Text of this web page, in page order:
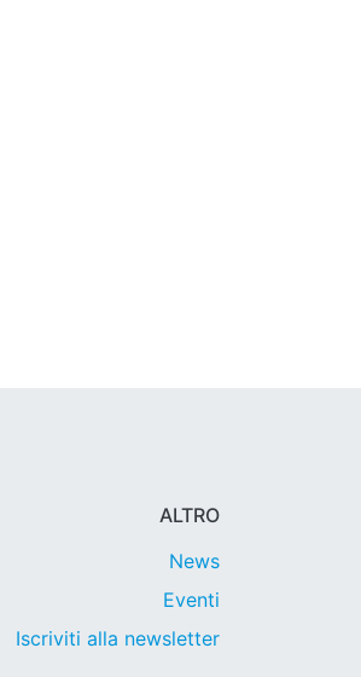
ALTRO
News
Eventi
Iscriviti alla newsletter